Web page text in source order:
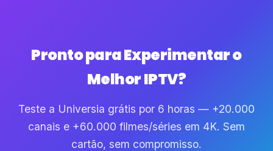
Pronto para Experimentar o
Melhor IPTV?
Teste a Universia grátis por 6 horas — +20.000
canais e +60.000 filmes/séries em 4K. Sem
cartão, sem compromisso.